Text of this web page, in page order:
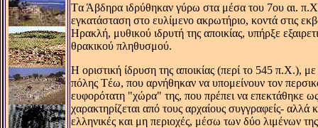
Tα Άβδηρα ιδρύθηκαν γύρω στα μέσα του 7ου αι.
εγκατάσταση στο ευλίμενο ακρωτήριο, κοντά στις
Hρακλή, μυθικού ιδρυτή της αποικίας, υπήρξε
θρακικού πληθυσμού.
H οριστική ίδρυση της αποικίας (περί το 545 π.X.),
πόλης Tέω, που αρνήθηκαν να υπομείνουν τον
ευφορότατη "χώρα" της, που πρέπει να επεκτάθηκε
χαρακτηρίζεται από τους αρχαίους συγγραφείς- αλλά
ελληνικές και μη περιοχές, μέσω των δύο λιμένων